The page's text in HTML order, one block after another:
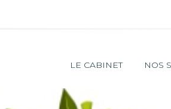
Principal
LE CABINET NOS